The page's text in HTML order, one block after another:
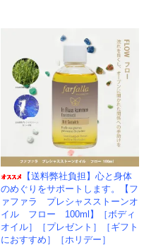
【送料弊社負担】心と身体
のめぐりをサポートします。【フ
ァファラ プレシャスストーンオ
イル フロー 100ml】［ボディ
オイル］［プレゼント］［ギフト
におすすめ］［ホリデー］